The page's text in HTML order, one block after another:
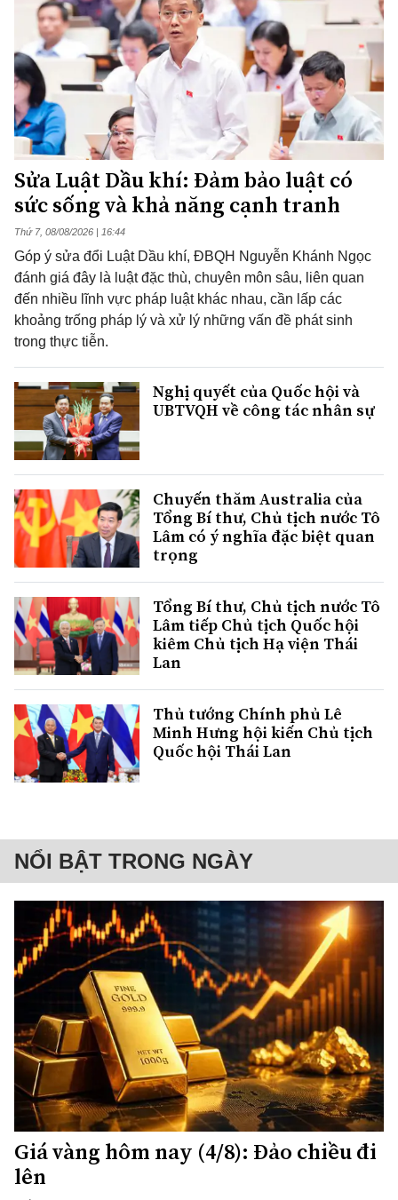
Sửa Luật Dầu khí: Đảm bảo luật có
sức sống và khả năng cạnh tranh
Thứ 7, 08/08/2026 | 16:44
Góp ý sửa đổi Luật Dầu khí, ĐBQH Nguyễn Khánh Ngọc
đánh giá đây là luật đặc thù, chuyên môn sâu, liên quan
đến nhiều lĩnh vực pháp luật khác nhau, cần lấp các
khoảng trống pháp lý và xử lý những vấn đề phát sinh
trong thực tiễn.
Nghị quyết của Quốc hội và
UBTVQH về công tác nhân sự
Chuyến thăm Australia của
Tổng Bí thư, Chủ tịch nước Tô
Lâm có ý nghĩa đặc biệt quan
trọng
Tổng Bí thư, Chủ tịch nước Tô
Lâm tiếp Chủ tịch Quốc hội
kiêm Chủ tịch Hạ viện Thái
Lan
Thủ tướng Chính phủ Lê
Minh Hưng hội kiến Chủ tịch
Quốc hội Thái Lan
NỔI BẬT TRONG NGÀY
Giá vàng hôm nay (4/8): Đảo chiều đi
lên